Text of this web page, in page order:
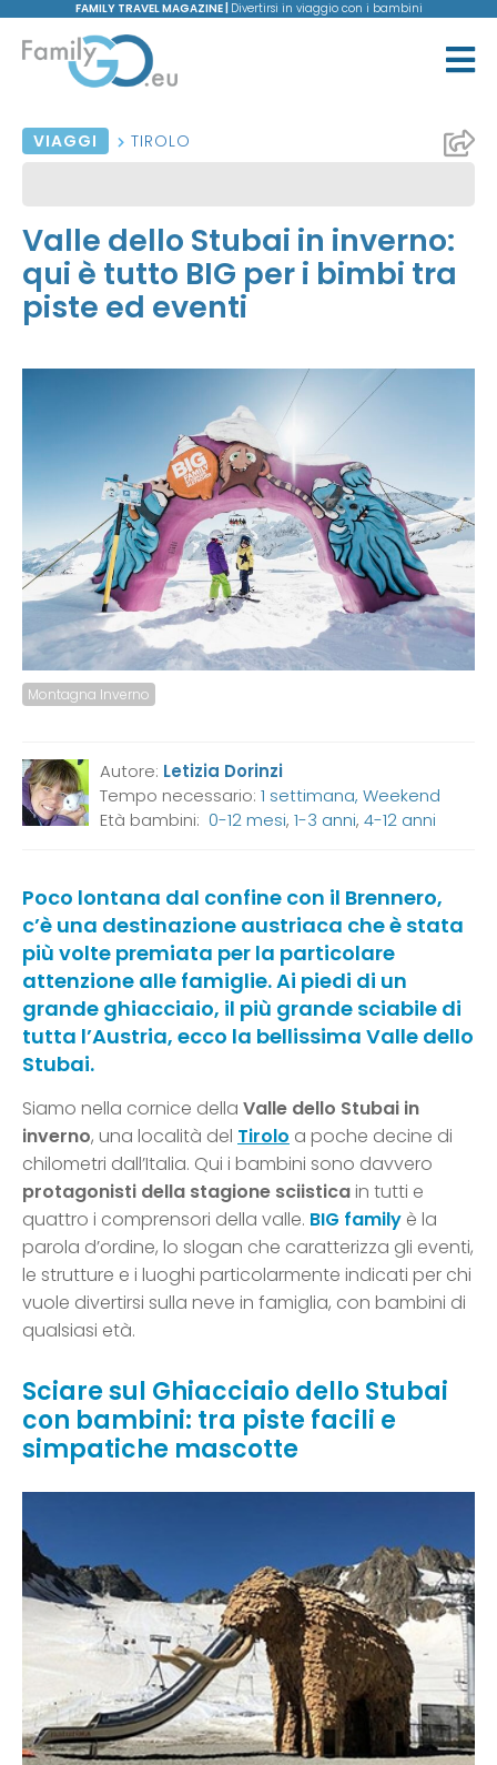
FAMILY TRAVEL MAGAZINE | Divertirsi in viaggio con i bambini
VIAGGI TIROLO
Valle dello Stubai in inverno:
qui è tutto BIG per i bimbi tra
piste ed eventi
Montagna Inverno
Autore: Letizia Dorinzi
Tempo necessario: 1 settimana, Weekend
Età bambini: 0-12 mesi, 1-3 anni, 4-12 anni
Poco lontana dal confine con il Brennero,
c’è una destinazione austriaca che è stata
più volte premiata per la particolare
attenzione alle famiglie. Ai piedi di un
grande ghiacciaio, il più grande sciabile di
tutta l’Austria, ecco la bellissima Valle dello
Stubai.
Siamo nella cornice della Valle dello Stubai in
inverno, una località del Tirolo a poche decine di
chilometri dall’Italia. Qui i bambini sono davvero
protagonisti della stagione sciisticain tutti e
quattro i comprensori della valle. BIG family è la
parola d’ordine, lo slogan che caratterizza gli eventi,
le strutture e i luoghi particolarmente indicati per chi
vuole divertirsi sulla neve in famiglia, con bambini di
qualsiasi età.
Sciare sul Ghiacciaio dello Stubai
con bambini: tra piste facili e
simpatiche mascotte